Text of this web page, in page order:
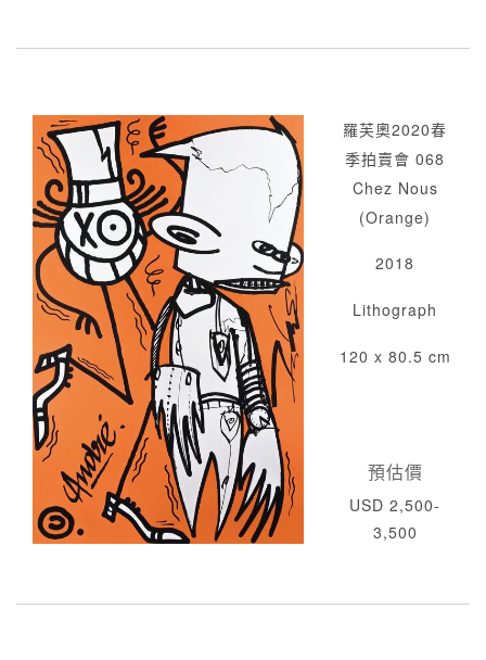
羅芙奧2020春
季拍賣會 068
Chez Nous
(Orange)
2018
Lithograph
120 x 80.5 cm
預估價
USD 2,500-
3,500